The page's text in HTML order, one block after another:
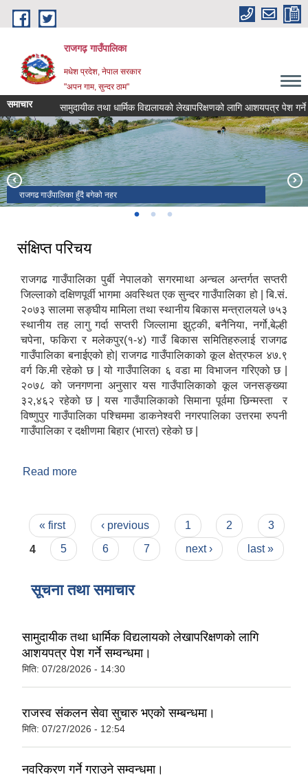
Skip to main content
राजगढ़ गाउँपालिका
मधेश प्रदेश, नेपाल सरकार
"अपन गाम, सुन्दर ठाम"
समाचार सामुदायीक तथा धार्मिक विद्यलायको लेखापरिक्षणको लागि आशयपत्र पेश गर्ने
राजगढ गाउँपालिका हुँदै बगेको नहर
राजगढ गाउँपालिकाको प्रशासनीक भवन
रामजानकी मन्दिर तथा शनी मन्दिर
संक्षिप्त परिचय
राजगढ गाउँपालिका पुर्बी नेपालको सगरमाथा अन्चल अन्तर्गत सप्तरी
जिल्लाको दक्षिणपूर्वी भागमा अवस्थित एक सुन्दर गाउँपालिका हो | बि.सं.
२०७३ सालमा सङ्घीय मामिला तथा स्थानीय बिकास मन्त्रालयले ७५३
स्थानीय तह लागु गर्दा सप्तरी जिल्लामा झुट्की, बनैनिया, नर्गो,बेल्ही
चपेना, फकिरा र मलेकपुर(१-४) गाउँ बिकास समितिहरुलाई राजगढ
गाउँपालिका बनाईएको हो| राजगढ गाउँपालिकाको कूल क्षेत्रफल ४७.९
वर्ग कि.मी रहेको छ | यो गाउँपालिका ६ वडा मा विभाजन गरिएको छ |
२०७८ को जनगणना अनुसार यस गाउँपालिकाको कूल जनसङ्ख्या
३२,४६२ रहेको छ | यस गाउँपालिकाको सिमाना पूर्वमा छिन्मस्ता र
विष्णुपुर गाउँपालिका पश्चिममा डाकनेश्वरी नगरपालिका उत्तरमा रुपनी
गाउँपालिका र दक्षीणमा बिहार (भारत) रहेको छ |
Read more
Pages
« first ‹ previous 1 2
3
4
5 6 7 next › last »
सूचना तथा समाचार
सामुदायीक तथा धार्मिक विद्यलायको लेखापरिक्षणको लागि
आशयपत्र पेश गर्ने सम्वन्धमा।
मिति: 07/28/2026 - 14:30
राजस्व संकलन सेवा सुचारु भएको सम्बन्धमा।
मिति: 07/27/2026 - 12:54
नवरिकरण गर्ने गराउने सम्वन्धमा।